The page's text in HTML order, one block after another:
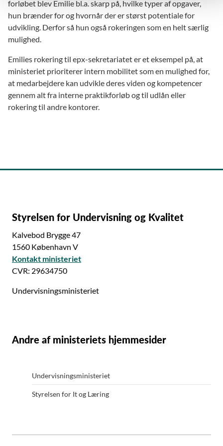
forløbet blev Emilie bl.a. skarp på, hvilke typer af opgaver,
hun brænder for og hvornår der er størst potentiale for
udvikling. Derfor så hun også rokeringen som en helt særlig
mulighed.
Emilies rokering til epx-sekretariatet er et eksempel på, at
ministeriet prioriterer intern mobilitet som en mulighed for,
at medarbejdere kan udvikle deres viden og kompetencer
gennem alt fra interne praktikforløb og til udlån eller
rokering til andre kontorer.
Styrelsen for Undervisning og Kvalitet
Kalvebod Brygge 47
1560 København V
Kontakt ministeriet
CVR: 29634750
Undervisningsministeriet
Andre af ministeriets hjemmesider
Undervisningsministeriet
Styrelsen for It og Læring